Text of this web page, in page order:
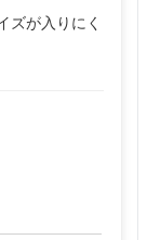
ズが入りにく